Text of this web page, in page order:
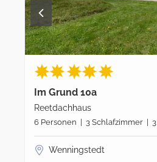
Im Grund 18a
Reetdachhaus
3 Personen | 2 Schlafzimmer | 2
WC